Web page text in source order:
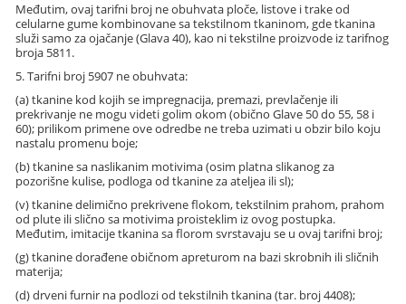
Međutim, ovaj tarifni broj ne obuhvata ploče, listove i trake od
celularne gume kombinovane sa tekstilnom tkaninom, gde tkanina
služi samo za ojačanje (Glava 40), kao ni tekstilne proizvode iz tarifnog
broja 5811.
5. Tarifni broj 5907 ne obuhvata:
(a) tkanine kod kojih se impregnacija, premazi, prevlačenje ili
prekrivanje ne mogu videti golim okom (obično Glave 50 do 55, 58 i
60); prilikom primene ove odredbe ne treba uzimati u obzir bilo koju
nastalu promenu boje;
(b) tkanine sa naslikanim motivima (osim platna slikanog za
pozorišne kulise, podloga od tkanine za ateljea ili sl);
(v) tkanine delimično prekrivene flokom, tekstilnim prahom, prahom
od plute ili slično sa motivima proisteklim iz ovog postupka.
Međutim, imitacije tkanina sa florom svrstavaju se u ovaj tarifni broj;
(g) tkanine dorađene običnom apreturom na bazi skrobnih ili sličnih
materija;
(d) drveni furnir na podlozi od tekstilnih tkanina (tar. broj 4408);